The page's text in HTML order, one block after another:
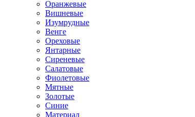
Оранжевые
Вишневые
Изумрудные
Венге
Ореховые
Янтарные
Сиреневые
Салатовые
Фиолетовые
Мятные
Золотые
Синие
Материал